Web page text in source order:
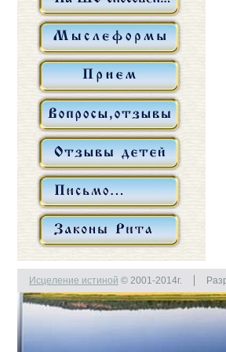
Исцеление истиной © 2001-2014г.